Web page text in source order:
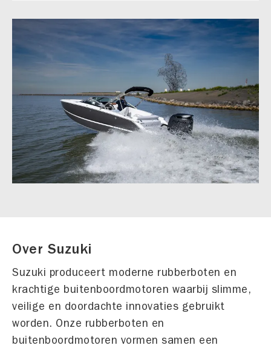
Over Suzuki
Suzuki produceert moderne rubberboten en
krachtige buitenboordmotoren waarbij slimme,
veilige en doordachte innovaties gebruikt
worden. Onze rubberboten en
buitenboordmotoren vormen samen een